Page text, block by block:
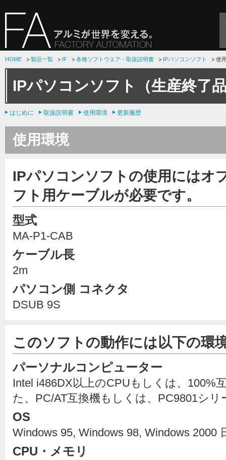
HOME 製品一覧 IF 各種ソフトウエア・取扱説明書 IPパソコンソフト 使
IPパソコンソフト（生産終了
はじめに 取扱説明書 使用環境 更新履歴
使用環境
IPパソコンソフトの使用にはオ
フト用ケーブルが必要です。
型式
MA-P1-CAB
ケーブル長
2m
パソコン側 コネクタ
DSUB 9S
このソフトの動作には以下の環
パーソナルコンピューター
Intel i486DX以上のCPUもしくは、100%
た、PC/AT互換機もしくは、PC9801シ
OS
Windows 95, Windows 98, Windows 2000
CPU・メモリ